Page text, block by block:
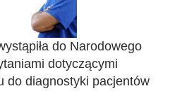
do Narodowego
dotyczącymi
do diagnostyki pacjentów